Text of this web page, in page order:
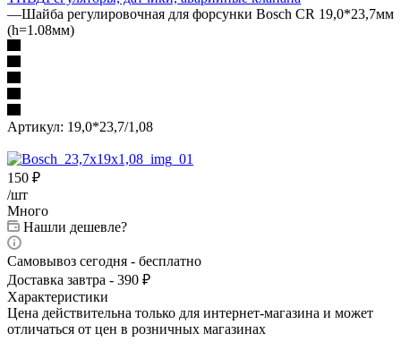
—Шайба регулировочная для форсунки Bosch CR 19,0*23,7мм
(h=1.08мм)
Артикул: 19,0*23,7/1,08
150 ₽
/шт
Много
Нашли дешевле?
Самовывоз сегодня - бесплатно
Доставка завтра - 390 ₽
Характеристики
Цена действительна только для интернет-магазина и может
отличаться от цен в розничных магазинах